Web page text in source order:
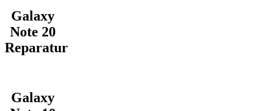
Galaxy
Note 20
Reparatur
Galaxy